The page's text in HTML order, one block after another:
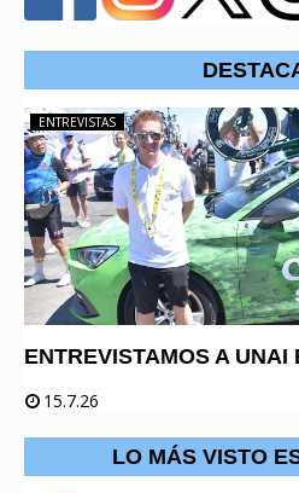
ENTREVISTAS
ENTREVISTAMOS A UNAI
15.7.26
LO MÁS VISTO